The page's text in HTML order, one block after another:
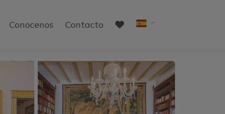
Conocenos Contacto